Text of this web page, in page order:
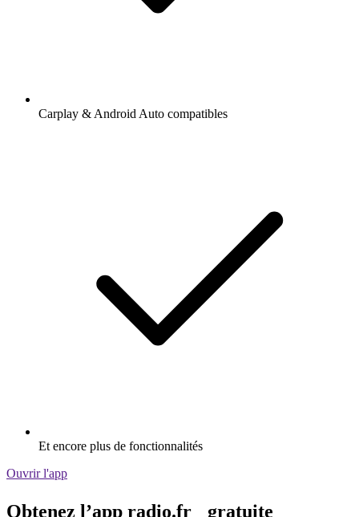
Carplay & Android Auto compatibles
Et encore plus de fonctionnalités
Ouvrir l'app
Obtenez l’app radio.fr gratuite